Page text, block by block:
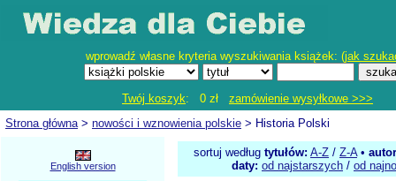
wprowadź własne kryteria wyszukiwania książek: (jak
Twój koszyk: 0 zł zamówienie wysyłkowe >>>
Strona główna> nowości i wznowienia polskie > Historia Polski
English version
sortuj według tytułów: A-Z / Z-A•
daty: od najstarszych / od